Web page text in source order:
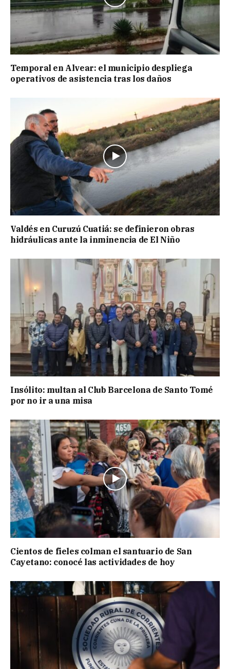
Temporal en Alvear: el municipio despliega
operativos de asistencia tras los daños
Valdés en Curuzú Cuatiá: se definieron obras
hidráulicas ante la inminencia de El Niño
Insólito: multan al Club Barcelona de Santo Tomé
por no ir a una misa
Cientos de fieles colman el santuario de San
Cayetano: conocé las actividades de hoy